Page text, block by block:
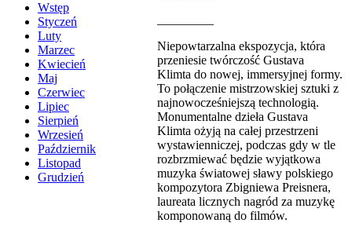
Wstęp
Styczeń
Luty
Marzec
Kwiecień
Maj
Czerwiec
Lipiec
Sierpień
Wrzesień
Październik
Listopad
Grudzień
Niepowtarzalna ekspozycja, która
przeniesie twórczość Gustava
Klimta do nowej, immersyjnej formy.
To połączenie mistrzowskiej sztuki z
najnowocześniejszą technologią.
Monumentalne dzieła Gustava
Klimta ożyją na całej przestrzeni
wystawienniczej, podczas gdy w tle
rozbrzmiewać będzie wyjątkowa
muzyka światowej sławy polskiego
kompozytora Zbigniewa Preisnera,
laureata licznych nagród za muzykę
komponowaną do filmów.